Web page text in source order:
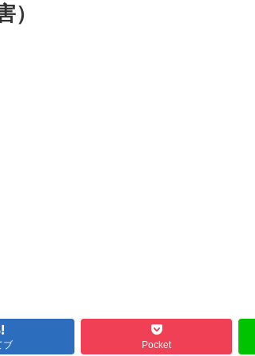
）
ブ Pocket